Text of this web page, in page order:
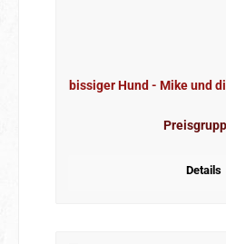
bissiger Hund - Mike und
Details